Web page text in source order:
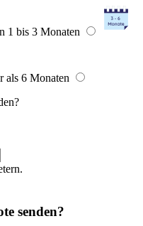
1 bis 3 Monaten
als 6 Monaten
senden?